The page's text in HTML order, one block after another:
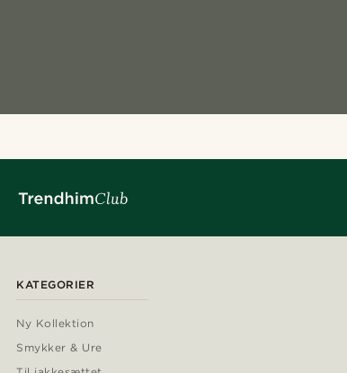
KATEGORIER
Ny Kollektion
Smykker & Ure